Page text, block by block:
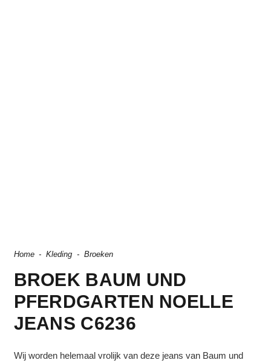
Home - Kleding - Broeken
BROEK BAUM UND
PFERDGARTEN NOELLE
JEANS C6236
Wij worden helemaal vrolijk van deze jeans van Baum und